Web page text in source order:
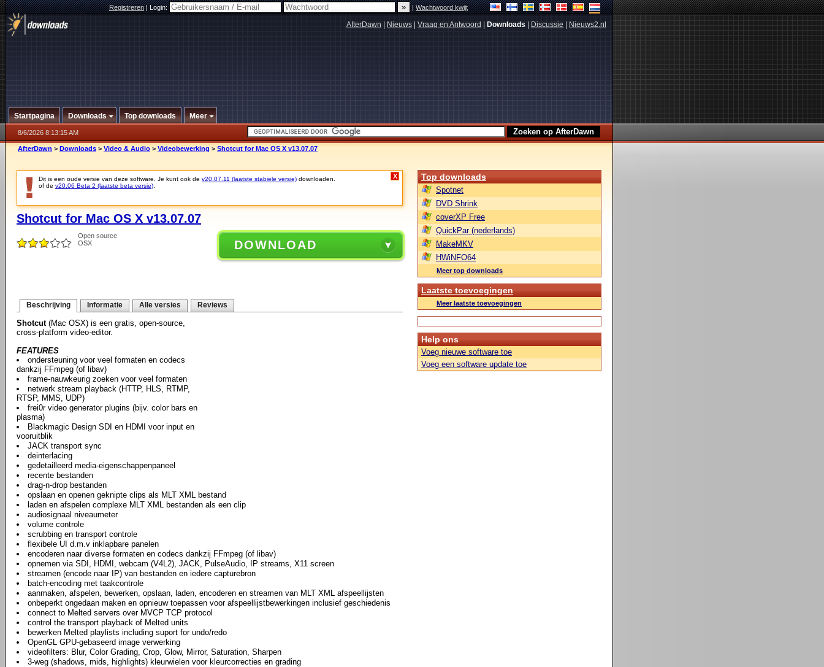
Registreren|Login: |Wachtwoord kwijt
AfterDawn Nieuws Vraag en Antwoord Downloads Discussie Nieuws2.nl
Startpagina Downloads Top downloads Meer
8/6/2026 8:13:15 AM
AfterDawn > Downloads > Video & Audio > Videobewerking > Shotcut for Mac OS X v13.07.07
Dit is een oude versie van deze software. Je kunt ook de v20.07.11 (laatste stabiele versie) downloaden.
of de v20.06 Beta 2 (laatste beta versie)
X
Shotcut for Mac OS X v13.07.07
Open source
OSX
DOWNLOAD
Beschrijving Informatie Alle versies Reviews
Shotcut(Mac OSX) is een gratis, open-source,
cross-platform video-editor.
FEATURES
ondersteuning voor veel formaten en codecs
dankzij FFmpeg (of libav)
frame-nauwkeurig zoeken voor veel formaten
netwerk stream playback (HTTP, HLS, RTMP,
RTSP, MMS, UDP)
frei0r video generator plugins (bijv. color bars en
plasma)
Blackmagic Design SDI en HDMI voor input en
vooruitblik
JACK transport sync
deinterlacing
gedetailleerd media-eigenschappenpaneel
recente bestanden
drag-n-drop bestanden
opslaan en openen geknipte clips als MLT XML bestand
laden en afspelen complexe MLT XML bestanden als een clip
audiosignaal niveaumeter
volume controle
scrubbing en transport controle
flexibele UI d.m.v inklapbare panelen
encoderen naar diverse formaten en codecs dankzij FFmpeg (of libav)
opnemen via SDI, HDMI, webcam (V4L2), JACK, PulseAudio, IP streams, X11 screen
streamen (encode naar IP) van bestanden en iedere capturebron
batch-encoding met taakcontrole
aanmaken, afspelen, bewerken, opslaan, laden, encoderen en streamen van MLT XML afspeellijsten
onbeperkt ongedaan maken en opnieuw toepassen voor afspeellijstbewerkingen inclusief geschiedenis
connect to Melted servers over MVCP TCP protocol
control the transport playback of Melted units
bewerken Melted playlists including suport for undo/redo
OpenGL GPU-gebaseerd image verwerking
videofilters: Blur, Color Grading, Crop, Glow, Mirror, Saturation, Sharpen
3-weg (shadows, mids, highlights) kleurwielen voor kleurcorrecties en grading
Top downloads
Spotnet
DVD Shrink
coverXP Free
QuickPar (nederlands)
MakeMKV
HWiNFO64
Meer top downloads
Laatste toevoegingen
Meer laatste toevoegingen
Help ons
Voeg nieuwe software toe
Voeg een software update toe